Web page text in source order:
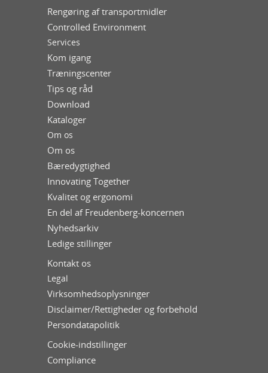
Rengøring af transportmidler
Controlled Environment
Services
Kom igang
Træningscenter
Tips og råd
Download
Kataloger
Om os
Om os
Bæredygtighed
Innovating Together
Kvalitet og ergonomi
En del af Freudenberg-koncernen
Nyhedsarkiv
Ledige stillinger
Kontakt os
Legal
Virksomhedsoplysninger
Disclaimer/Rettigheder og forbehold
Persondatapolitik
Cookie-indstillinger
Compliance